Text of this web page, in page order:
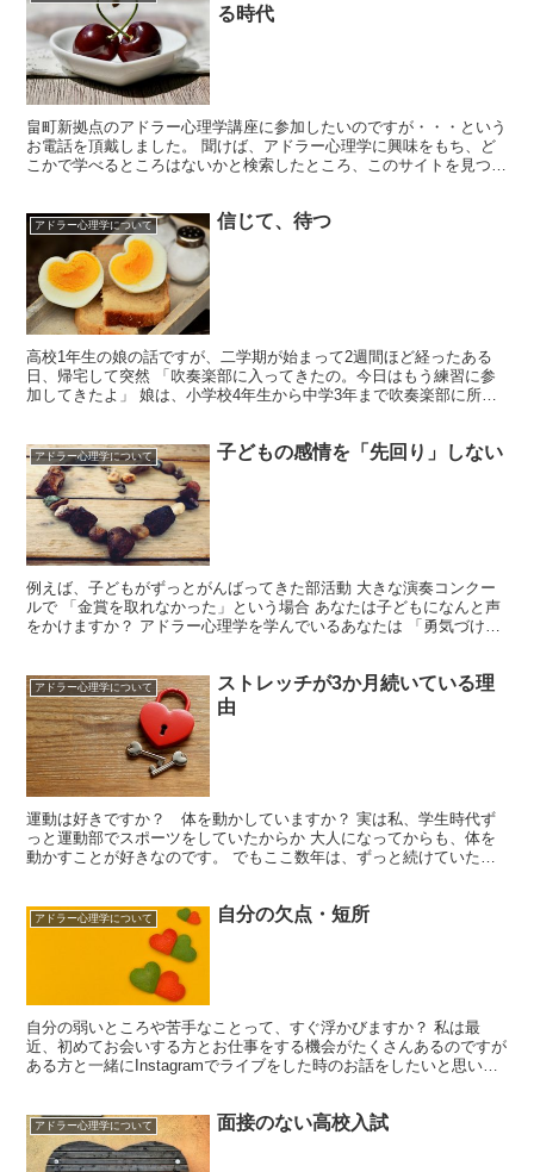
る時代
畠町新拠点のアドラー心理学講座に参加したいのですが・・・という
お電話を頂戴しました。 聞けば、アドラー心理学に興味をもち、ど
こかで学べるところはないかと検索したところ、このサイトを見つけ
アドラー心理学について 信じて、待つ
高校1年生の娘の話ですが、二学期が始まって2週間ほど経ったある
日、帰宅して突然 「吹奏楽部に入ってきたの。今日はもう練習に参
加してきたよ」 娘は、小学校4年生から中学3年まで吹奏楽部に所属
アドラー心理学について 子どもの感情を「先回り」しない
例えば、子どもがずっとがんばってきた部活動 大きな演奏コンクー
ルで 「金賞を取れなかった」という場合 あなたは子どもになんと声
をかけますか？ アドラー心理学を学んでいるあなたは 「勇気づける
アドラー心理学について
ストレッチが3か月続いている理
由
運動は好きですか？ 体を動かしていますか？ 実は私、学生時代ず
っと運動部でスポーツをしていたからか 大人になってからも、体を
動かすことが好きなのです。 でもここ数年は、ずっと続けていた趣
アドラー心理学について 自分の欠点・短所
自分の弱いところや苦手なことって、すぐ浮かびますか？ 私は最
近、初めてお会いする方とお仕事をする機会がたくさんあるのですが
ある方と一緒にInstagramでライブをした時のお話をしたいと思いま
アドラー心理学について 面接のない高校入試